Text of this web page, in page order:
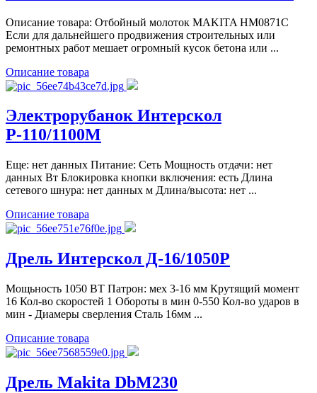
Описание товара: Отбойный молоток MAKITA HM0871C
Если для дальнейшего продвижения строительных или
ремонтных работ мешает огромный кусок бетона или ...
Описание товара
Электрорубанок Интерскол
Р-110/1100М
Еще: нет данных Питание: Сеть Мощность отдачи: нет
данных Вт Блокировка кнопки включения: есть Длина
сетевого шнура: нет данных м Длина/высота: нет ...
Описание товара
Дрель Интерскол Д-16/1050Р
Мощьность 1050 BT Патрон: мех 3-16 мм Крутящий момент
16 Кол-во скоростей 1 Обороты в мин 0-550 Кол-во ударов в
мин - Диамеры сверления Сталь 16мм ...
Описание товара
Дрель Makita DbM230